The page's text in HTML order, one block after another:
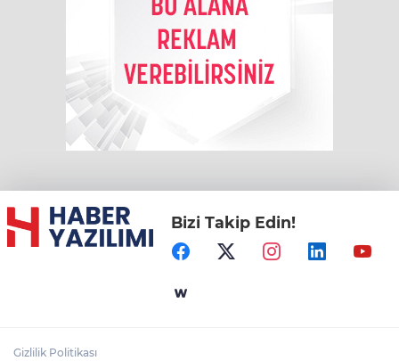
Bizi Takip Edin!
Gizlilik Politikası